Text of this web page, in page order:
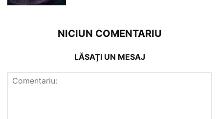
NICIUN COMENTARIU
LĂSAȚI UN MESAJ